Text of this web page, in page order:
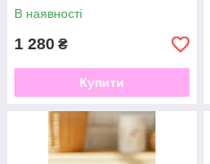
В наявності
1 280 ₴
Купити